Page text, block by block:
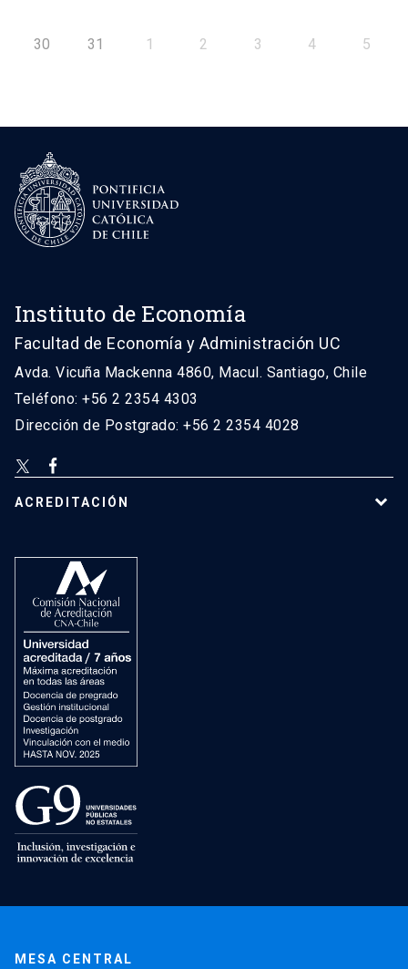
30 31 1 2 3 4 5
Instituto de Economía
Facultad de Economía y Administración UC
Avda. Vicuña Mackenna 4860, Macul. Santiago, Chile
Teléfono: +56 2 2354 4303
Dirección de Postgrado: +56 2 2354 4028
ACREDITACIÓN
MESA CENTRAL